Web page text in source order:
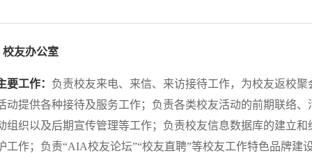
校友办公室
要工作： 负责校友来电、来信、来访接待工作，为校友返校聚
动提供各种接待及服务工作；负责各类校友活动的前期联络、
组织以及后期宣传管理等工作；负责校友信息数据库的建立和
工作；负责“AIA校友论坛”“校友直聘”等校友工作特色品牌建